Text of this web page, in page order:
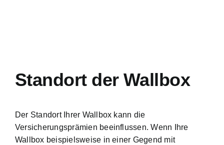
Standort der Wallbox
Der Standort Ihrer Wallbox kann die
Versicherungsprämien beeinflussen. Wenn Ihre
Wallbox beispielsweise in einer Gegend mit